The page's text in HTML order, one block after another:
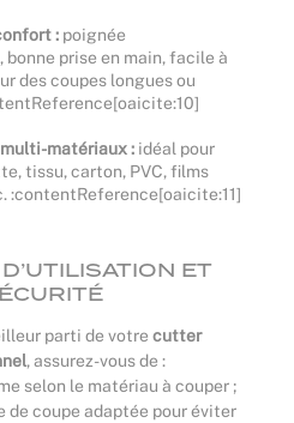
: poignée
prise en main, facile à
des coupes longues ou
matériaux : idéal pour
tissu, carton, PVC, films
:contentReference[oaicite:11]
ET
parti de votre cutter
, assurez-vous de :
selon le matériau à couper ;
de coupe adaptée pour éviter